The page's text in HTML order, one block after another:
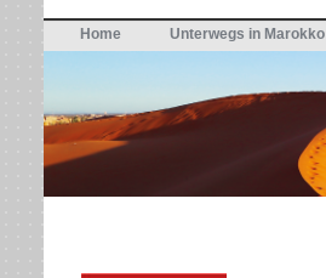
Home Unterwegs in Marokko